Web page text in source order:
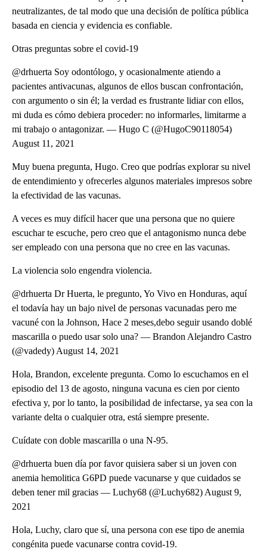
neutralizantes, de tal modo que una decisión de política pública
basada en ciencia y evidencia es confiable.
Otras preguntas sobre el covid-19
@drhuerta Soy odontólogo, y ocasionalmente atiendo a
pacientes antivacunas, algunos de ellos buscan confrontación,
con argumento o sin él; la verdad es frustrante lidiar con ellos,
mi duda es cómo debiera proceder: no informarles, limitarme a
mi trabajo o antagonizar. — Hugo C (@HugoC90118054)
August 11, 2021
Muy buena pregunta, Hugo. Creo que podrías explorar su nivel
de entendimiento y ofrecerles algunos materiales impresos sobre
la efectividad de las vacunas.
A veces es muy difícil hacer que una persona que no quiere
escuchar te escuche, pero creo que el antagonismo nunca debe
ser empleado con una persona que no cree en las vacunas.
La violencia solo engendra violencia.
@drhuerta Dr Huerta, le pregunto, Yo Vivo en Honduras, aquí
el todavía hay un bajo nivel de personas vacunadas pero me
vacuné con la Johnson, Hace 2 meses,debo seguir usando doblé
mascarilla o puedo usar solo una? — Brandon Alejandro Castro
(@vadedy) August 14, 2021
Hola, Brandon, excelente pregunta. Como lo escuchamos en el
episodio del 13 de agosto, ninguna vacuna es cien por ciento
efectiva y, por lo tanto, la posibilidad de infectarse, ya sea con la
variante delta o cualquier otra, está siempre presente.
Cuídate con doble mascarilla o una N-95.
@drhuerta buen día por favor quisiera saber si un joven con
anemia hemolitica G6PD puede vacunarse y que cuidados se
deben tener mil gracias — Luchy68 (@Luchy682) August 9,
2021
Hola, Luchy, claro que sí, una persona con ese tipo de anemia
congénita puede vacunarse contra covid-19.